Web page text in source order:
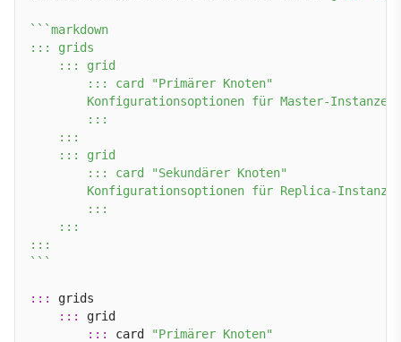
`` `markdown
::: grids
    ::: grid
        ::: card "Primärer Knoten"
        Konfigurationsoptionen für Master-Instanzen.
        :::
    :::
    ::: grid
        ::: card "Sekundärer Knoten"
Konfigurationsoptionen für Replica-
        :::
    :::
:::
` ``
:::
grids
:::
grid
:::
card
"Primärer Knoten"